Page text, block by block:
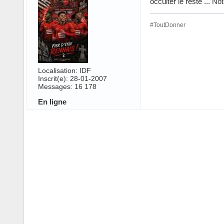
Localisation: IDF
Inscrit(e): 28-01-2007
Messages: 16 178
#ToutDonner
En ligne